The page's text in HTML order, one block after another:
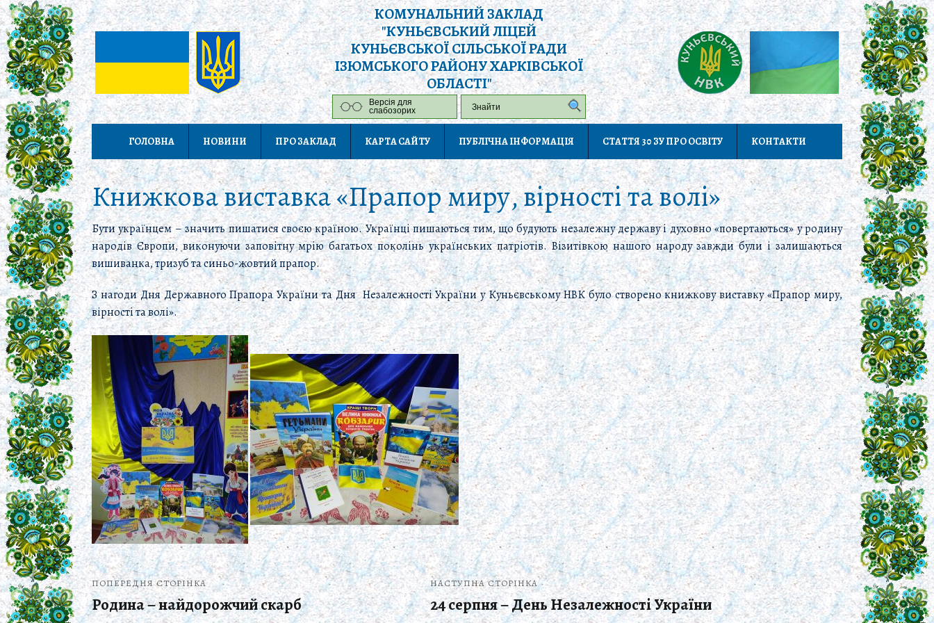
КОМУНАЛЬНИЙ ЗАКЛАД
"КУНЬЄВСЬКИЙ ЛІЦЕЙ
КУНЬЄВСЬКОЇ СІЛЬСЬКОЇ РАДИ
ІЗЮМСЬКОГО РАЙОНУ ХАРКІВСЬКОЇ
ОБЛАСТІ"
Версія для
слабозорих
ГОЛОВНА НОВИНИ ПРО ЗАКЛАД КАРТА САЙТУ ПУБЛІЧНА ІНФОРМАЦІЯ СТАТТЯ 30 ЗУ ПРО ОСВІТУ КОНТАКТИ
Книжкова виставка «Прапор миру, вірності та волі»
Бути українцем – значить пишатися своєю країною.Українці пишаються тим, що будують незалежну державу і духовно «повертаються» у родину
народів Європи, виконуючи заповітну мрію багатьох поколінь українських патріотів. Візитівкою нашого народу завжди були і залишаються
вишиванка, тризуб та синьо-жовтий прапор.
З нагоди Дня Державного Прапора України та Дня Незалежності України у Куньєвському НВК було створено книжкову виставку «Прапор миру,
вірності та волі».
ПОПЕРЕДНЯ СТОРІНКА
Родина – найдорожчий скарб
НАСТУПНА СТОРІНКА
24 серпня – День Незалежності України